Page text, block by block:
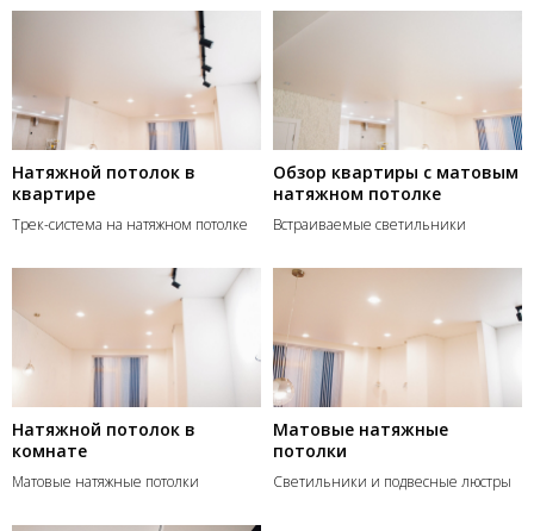
Натяжной потолок в
квартире
Трек-система на натяжном потолке
Обзор квартиры с матовым
натяжном потолке
Встраиваемые светильники
Натяжной потолок в
комнате
Матовые натяжные потолки
Матовые натяжные
потолки
Светильники и подвесные люстры